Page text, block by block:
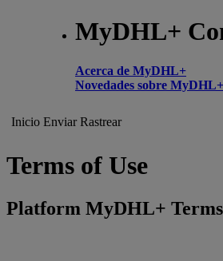
MyDHL+
Acerca de MyDHL+
Novedades sobre MyDHL+
Inicio Enviar Rastrear
Terms of Use
Platform MyDHL+ Terms